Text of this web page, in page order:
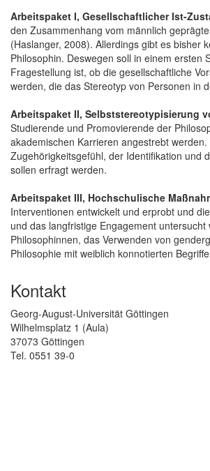
Arbeitspaket I, Gesellschaftlicher Ist-
den Zusammenhang vom männlich
(Haslanger, 2008). Allerdings gibt es bisher
Philosophin. Deswegen soll in einem
Fragestellung ist, ob die gesellschaftliche
werden, die das Stereotyp von Personen in
Arbeitspaket II, Selbststereotypisierung
Studierende und Promovierende der
akademischen Karrieren angestrebt
Zugehörigkeitsgefühl, der Identifikation und
sollen erfragt werden.
Arbeitspaket III, Hochschulische
Interventionen entwickelt und erprobt und
und das langfristige Engagement
Philosophinnen, das Verwenden von
Philosophie mit weiblich konnotierten
Kontakt
Georg-August-Universität Göttingen
Wilhelmsplatz 1 (Aula)
37073 Göttingen
Tel. 0551 39-0